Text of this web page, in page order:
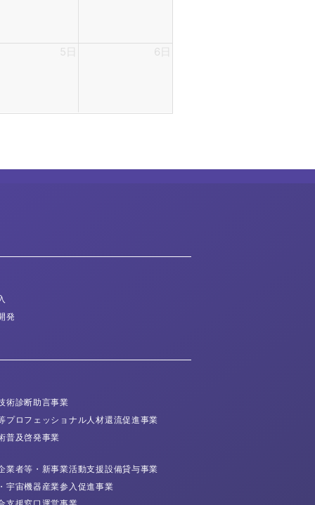
5日 6日
発
術診断助言事業
プロフェッショナル人材還流促進事業
普及啓発事業
業者等・ 新事業活動支援設備貸与事業
宇宙機器産業参入促進事業